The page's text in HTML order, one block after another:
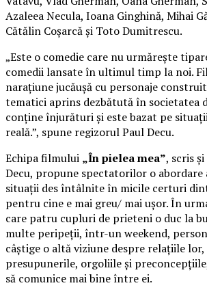
Azaleea Necula, Ioana Ginghină, Mihai
Cătălin Coșarcă și Toto Dumitrescu.
„Este o comedie care nu urmărește
comedii lansate în ultimul timp la noi.
narațiune jucăușă cu personaje
tematici aprins dezbătută în societatea
conține înjurături și este bazat pe
reală.”, spune regizorul Paul Decu.
Echipa filmului „În pielea mea”, scris
Decu, propune spectatorilor o abordare
situații des întâlnite în micile certuri
pentru cine e mai greu/ mai ușor. În
care patru cupluri de prieteni o duc la
multe peripeții, într-un weekend,
câștige o altă viziune despre relațiile
presupunerile, orgoliile și
să comunice mai bine între ei.